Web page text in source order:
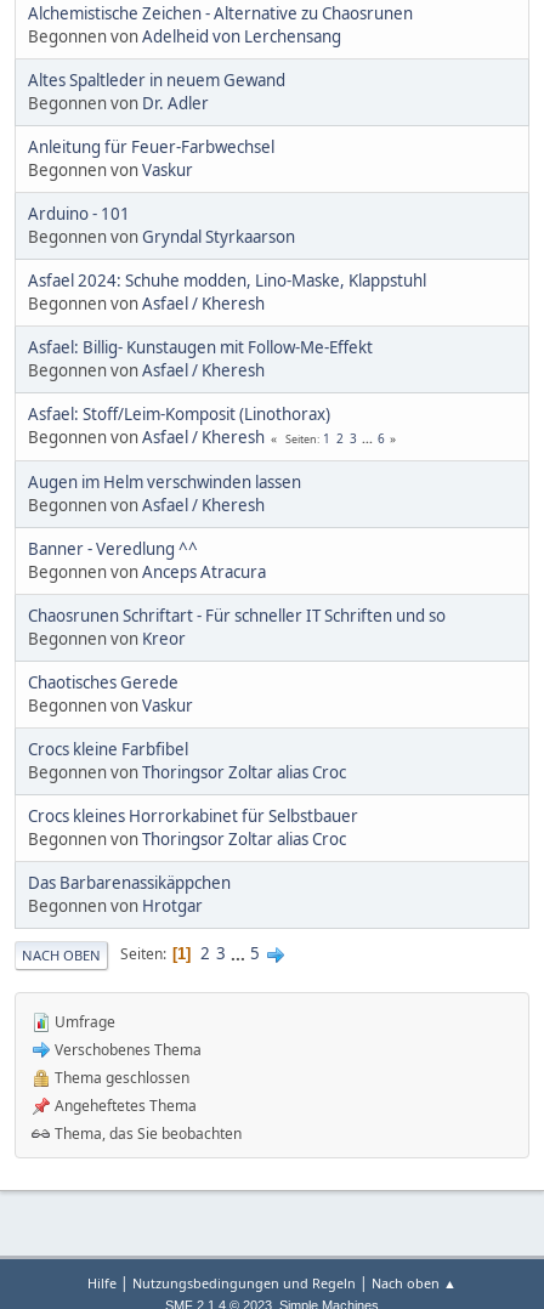
Alchemistische Zeichen - Alternative zu Chaosrunen
Begonnen vonAdelheid von Lerchensang
Altes Spaltleder in neuem Gewand
Begonnen von Dr. Adler
Anleitung für Feuer-Farbwechsel
Begonnen vonVaskur
Arduino - 101
Begonnen vonGryndal Styrkaarson
Asfael 2024: Schuhe modden, Lino-Maske, Klappstuhl
Begonnen vonAsfael / Kheresh
Asfael: Billig- Kunstaugen mit Follow-Me-Effekt
Begonnen vonAsfael / Kheresh
Asfael: Stoff/Leim-Komposit (Linothorax)
Begonnen vonAsfael / Kheresh Seiten 1 2 3 ... 6
Augen im Helm verschwinden lassen
Begonnen vonAsfael / Kheresh
Banner - Veredlung ^^
Begonnen vonAnceps Atracura
Chaosrunen Schriftart - Für schneller IT Schriften und so
Begonnen von Kreor
Chaotisches Gerede
Begonnen vonVaskur
Crocs kleine Farbfibel
Begonnen vonThoringsor Zoltar alias Croc
Crocs kleines Horrorkabinet für Selbstbauer
Begonnen vonThoringsor Zoltar alias Croc
Das Barbarenassikäppchen
Begonnen von Hrotgar
NACH OBEN Seiten 1 2 3 ... 5
Umfrage
Verschobenes Thema
Thema geschlossen
Angeheftetes Thema
Thema, das Sie beobachten
Hilfe | Nutzungsbedingungen und Regeln | Nach oben ▲
SMF 2.1.4 © 2023 Simple Machines